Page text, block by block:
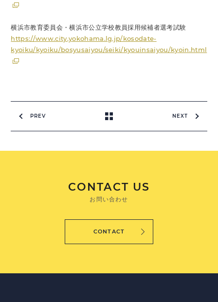
横浜市教育委員会・横浜市公立学校教員採用候補者選考試験
https://www.city.yokohama.lg.jp/kosodate-
kyoiku/kyoiku/bosyusaiyou/seiki/kyouinsaiyou/kyoin.html
PREV NEXT
CONTACT US
お問い合わせ
CONTACT